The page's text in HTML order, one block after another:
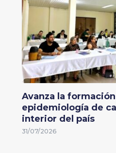
Avanza la
epidemiología de
interior del país
31/07/2026